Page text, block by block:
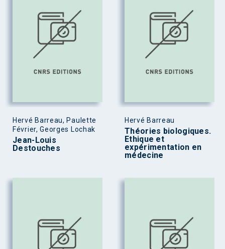
Hervé Barreau, Paulette
Février, Georges Lochak
Jean-Louis
Destouches
Hervé Barreau
Théories biologiques.
Ethique et
expérimentation en
médecine